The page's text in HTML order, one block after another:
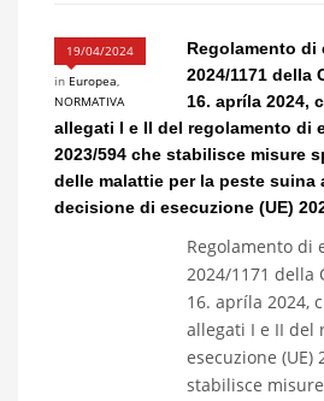
19/04/2024
in Europea,
NORMATIVA
Regolamento di
2024/1171 della
16. apríla 2024,
allegati I e II del regolamento di
2023/594 che stabilisce misure
delle malattie per la peste suina
decisione di esecuzione (UE)
Regolamento di
2024/1171 della
16. apríla 2024,
allegati I e II del
esecuzione (UE)
stabilisce